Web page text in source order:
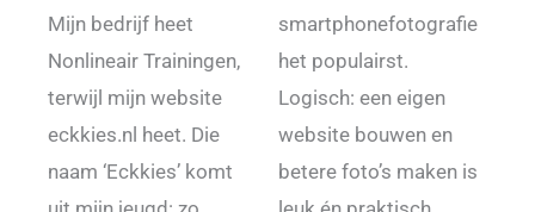
Mijn bedrijf heet
Nonlineair Trainingen,
terwijl mijn website
eckkies.nl heet. Die
naam ‘Eckkies’ komt
smartphonefotografie
het populairst.
Logisch: een eigen
website bouwen en
betere foto’s maken is